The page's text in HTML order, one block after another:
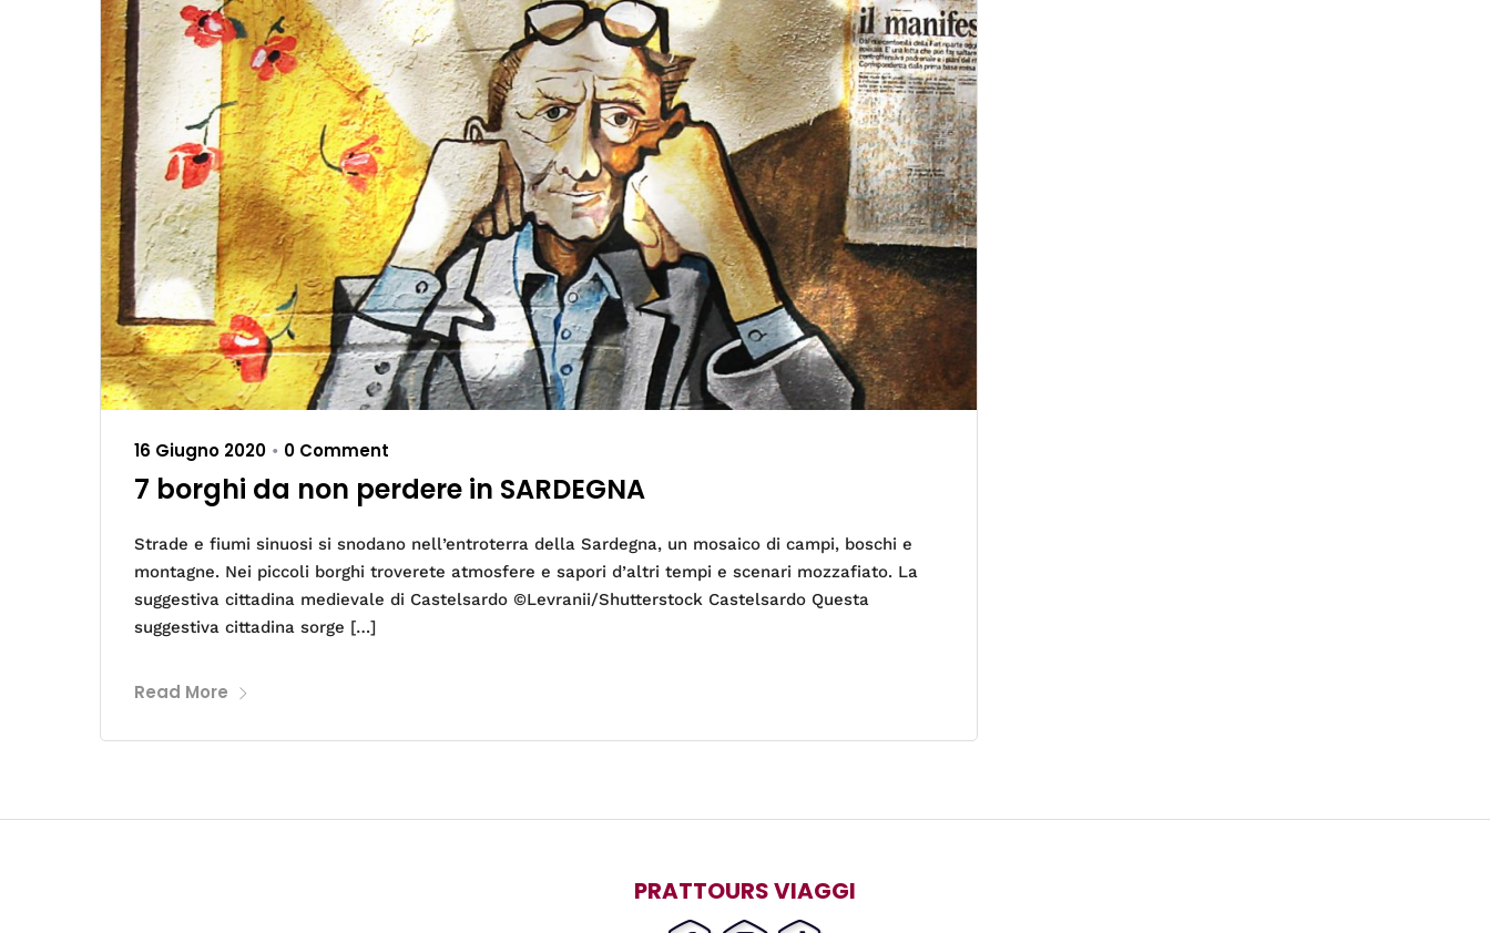
16 Giugno 2020 • 0 Comment
7 borghi da non perdere in SARDEGNA
Strade e fiumi sinuosi si snodano nell’entroterra della Sardegna, un mosaico di campi, boschi e
montagne. Nei piccoli borghi troverete atmosfere e sapori d’altri tempi e scenari mozzafiato. La
suggestiva cittadina medievale di Castelsardo ©Levranii/Shutterstock Castelsardo Questa
suggestiva cittadina sorge […]
Read More
PRATTOURS VIAGGI